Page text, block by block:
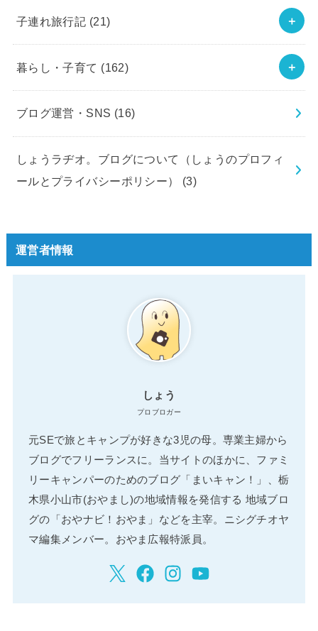
子連れ旅行記 (21)
暮らし・子育て (162)
ブログ運営・SNS (16)
しょうラヂオ。ブログについて（しょうのプロフィ
ールとプライバシーポリシー） (3)
運営者情報
しょう
プロブロガー
元SEで旅とキャンプが好きな3児の母。専業主婦から
ブログでフリーランスに。当サイトのほかに、ファミ
リーキャンパーのためのブログ「まいキャン！」、栃
木県小山市(おやまし)の地域情報を発信する 地域ブロ
グの「おやナビ！おやま」などを主宰。ニシグチオヤ
マ編集メンバー。おやま広報特派員。